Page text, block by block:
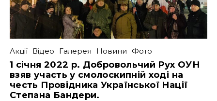
Акції Відео Галерея Новини Фото
1 січня 2022 р. Добровольчий Рух ОУН
взяв участь у смолоскипній ході на
честь Провідника Української Нації
Степана Бандери.